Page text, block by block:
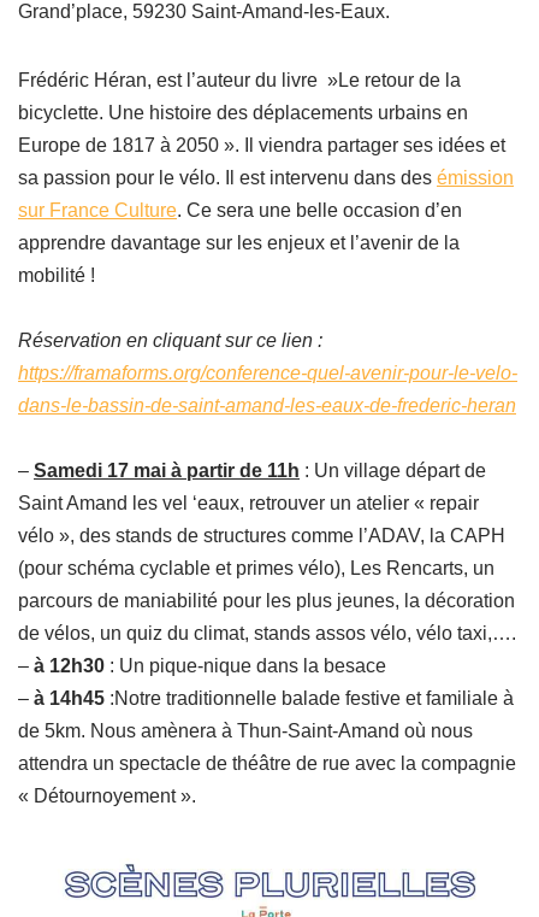
Grand’place, 59230 Saint-Amand-les-Eaux.
Frédéric Héran, est l’auteur du livre »Le retour de la
bicyclette. Une histoire des déplacements urbains en
Europe de 1817 à 2050 ». Il viendra partager ses idées et
sa passion pour le vélo. Il est intervenu dans des émission
sur France Culture. Ce sera une belle occasion d’en
apprendre davantage sur les enjeux et l’avenir de la
mobilité !
Réservation en cliquant sur ce lien :
https://framaforms.org/conference-quel-avenir-pour-le-velo-
dans-le-bassin-de-saint-amand-les-eaux-de-frederic-heran
– Samedi 17 mai à partir de 11h : Un village départ de
Saint Amand les vel ‘eaux, retrouver un atelier « repair
vélo », des stands de structures comme l’ADAV, la CAPH
(pour schéma cyclable et primes vélo), Les Rencarts, un
parcours de maniabilité pour les plus jeunes, la décoration
de vélos, un quiz du climat, stands assos vélo, vélo taxi,….
– à 12h30 : Un pique-nique dans la besace
– à 14h45 :Notre traditionnelle balade festive et familiale à
de 5km. Nous amènera à Thun-Saint-Amand où nous
attendra un spectacle de théâtre de rue avec la compagnie
« Détournoyement ».